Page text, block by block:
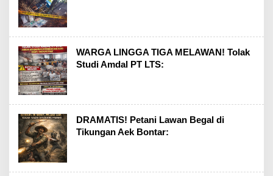
WARGA LINGGA TIGA MELAWAN! Tolak
Studi Amdal PT LTS:
DRAMATIS! Petani Lawan Begal di
Tikungan Aek Bontar: